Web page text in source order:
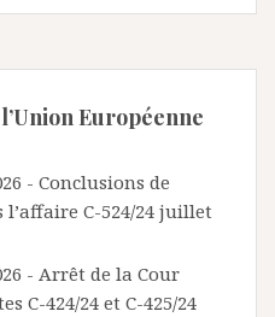
Européenne
- Conclusions de
C-524/24 juillet
- Arrêt de la Cour
C-424/24 et C-425/24